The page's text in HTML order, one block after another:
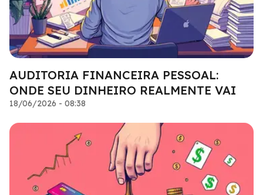
AUDITORIA FINANCEIRA PESSOAL:
ONDE SEU DINHEIRO REALMENTE VAI
18/06/2026 - 08:38